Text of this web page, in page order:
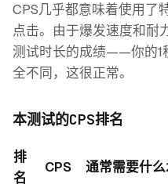
CPS几乎都意味着使用了
点击。由于爆发速度和耐
测试时长的成绩——你的1
全不同，这很正常。
本测试的CPS排名
排
名
CPS 通常需要什